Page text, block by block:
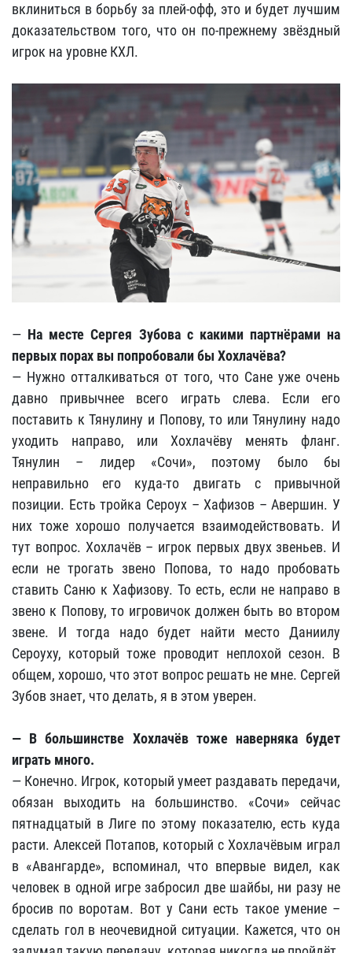
вклиниться в борьбу за плей-офф, это и будет лучшим
доказательством того, что он по-прежнему звёздный
игрок на уровне КХЛ.
— На месте Сергея Зубова с какими партнёрами на
первых порах вы попробовали бы Хохлачёва?
— Нужно отталкиваться от того, что Сане уже очень
давно привычнее всего играть слева. Если его
поставить к Тянулину и Попову, то или Тянулину надо
уходить направо, или Хохлачёву менять фланг.
Тянулин – лидер «Сочи», поэтому было бы
неправильно его куда-то двигать с привычной
позиции. Есть тройка Сероух – Хафизов – Авершин. У
них тоже хорошо получается взаимодействовать. И
тут вопрос. Хохлачёв – игрок первых двух звеньев. И
если не трогать звено Попова, то надо пробовать
ставить Саню к Хафизову. То есть, если не направо в
звено к Попову, то игровичок должен быть во втором
звене. И тогда надо будет найти место Даниилу
Сероуху, который тоже проводит неплохой сезон. В
общем, хорошо, что этот вопрос решать не мне. Сергей
Зубов знает, что делать, я в этом уверен.
— В большинстве Хохлачёв тоже наверняка будет
играть много.
— Конечно. Игрок, который умеет раздавать передачи,
обязан выходить на большинство. «Сочи» сейчас
пятнадцатый в Лиге по этому показателю, есть куда
расти. Алексей Потапов, который с Хохлачёвым играл
в «Авангарде», вспоминал, что впервые видел, как
человек в одной игре забросил две шайбы, ни разу не
бросив по воротам. Вот у Сани есть такое умение –
сделать гол в неочевидной ситуации. Кажется, что он